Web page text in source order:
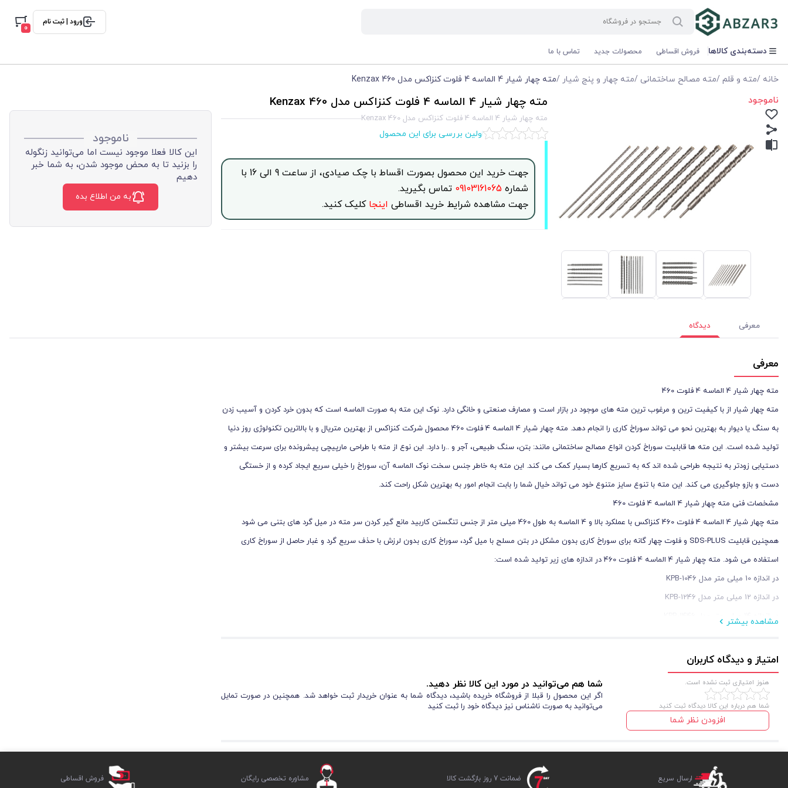
ورود | ثبت نام
0
دسته‌بندی کالاها فروش اقساطی محصولات جدید تماس با ما
خانه /مته و قلم /مته مصالح ساختمانی /مته چهار و پنج شیار /مته چهار شیار 4 الماسه 4 فلوت کنزاکس مدل Kenzax 460
ناموجود مته چهار شیار 4 الماسه 4 فلوت کنزاکس مدل Kenzax 460
مته چهار شیار 4 الماسه 4 فلوت کنزاکس مدل Kenzax 460
اولین بررسی برای این محصول
جهت خرید این محصول بصورت اقساط با چک صیادی، از ساعت 9 الی 16 با
شماره 09103161065 تماس بگیرید.
جهت مشاهده شرایط خرید اقساطی اینجاکلیک کنید.
ناموجود
این کالا فعلا موجود نیست اما می‌توانید زنگوله
را بزنید تا به محض موجود شدن، به شما خبر
دهیم
به من اطلاع بده
معرفی دیدگاه
معرفی
مته چهار شیار 4 الماسه 4 فلوت 460
مته چهار شیار از با کیفیت ‌ترین و مرغوب‌ ترین مته ‌های موجود در بازار است و مصارف صنعتی و خانگی دارد. نوک این مته‌ به صورت الماسه‌ است که بدون خرد کردن و آسیب زدن
به سنگ یا دیوار به بهترین نحو می ‌تواند سوراخ کاری را انجام دهد. مته چهار شیار 4 الماسه 4 فلوت 460 محصول شرکت کنزاکس از بهترین متریال و با بالاترین تکنولوژی روز دنیا
تولید شده است. این مته‌ ها قابلیت سوراخ کردن انواع مصالح ساختمانی مانند: بتن، سنگ طبیعی، آجر و ..را دارد. این نوع از مته با طراحی مارپیچی پیشرونده برای سرعت بیشتر و
دستیابی زودتر به نتیجه طراحی شده اند که به تسریع کارها بسیار کمک می کند. این مته به خاطر جنس سخت نوک الماسه آن، سوراخ را خیلی سریع ایجاد کرده و از خستگی
دست و بازو جلوگیری می ‌کند. این مته با تنوع سایز متنوع خود می تواند خیال شما را بابت انجام امور به بهترین شکل راحت کند.
مشخصات فنی مته چهار شیار 4 الماسه 4 فلوت 460
مته چهار شیار 4 الماسه 4 فلوت 460 کنزاکس با عملکرد بالا و 4 الماسه به طول 460 میلی متر از جنس تنگستن کاربید مانع گیر کردن سر مته در میل گرد ‌های بتنی می شود
همچنین قابلیت SDS-PLUS و فلوت چهار گانه برای سوراخ‌ کاری بدون مشکل در بتن مسلح با میل گرد، سوراخ ‌کاری بدون لرزش با حذف سریع گرد و غبار حاصل از سوراخ ‌کاری
استفاده می ‌شود. مته چهار شیار 4 الماسه 4 فلوت 460 در اندازه های زیر تولید شده است:
در اندازه 10 میلی متر مدل KPB-1046
در اندازه 12 میلی متر مدل KPB-1246
در اندازه 14 میلی متر مدل KPB-1446
در اندازه 18 میلی متر مدل KPB-1846
در اندازه 20 میلی متر مدل KPB-2046
در اندازه 22 میلی متر مدل KPB-2246
در اندازه 24 میلی متر مدل KPB-2446
در اندازه 28 میلی متر مدل KPB-2846
از دیگر قابلیت های این مته 46 سانتی متری میتوان به تنوع سایز، بدنه فولاد آلیاژی سخت کاری شده، لنگی پایین، کوبش قدرتمند نوک جوشکاری شده ضربدری تراش خورده
مشاهده بیشتر
امتیاز و دیدگاه کاربران
هنوز امتیازی ثبت نشده است.
شما هم درباره این کالا دیدگاه ثبت کنید
افزودن نظر شما
شما هم می‌توانید در مورد این کالا نظر دهید.
اگر این محصول را قبلا از فروشگاه خریده باشید، دیدگاه شما به عنوان خریدار ثبت خواهد شد. همچنین در صورت تمایل
می‌توانید به صورت ناشناس نیز دیدگاه خود را ثبت کنید
ارسال سریع ضمانت 7 روز بازگشت کالا مشاوره تخصصی رایگان فروش اقساطی